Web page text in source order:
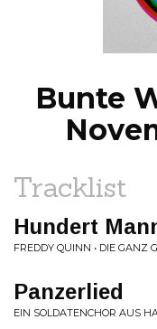
Bunte
Tracklist
Hundert
FREDDY QUINN • DIE GANZ
Panzerlied
EIN SOLDATENCHOR AUS